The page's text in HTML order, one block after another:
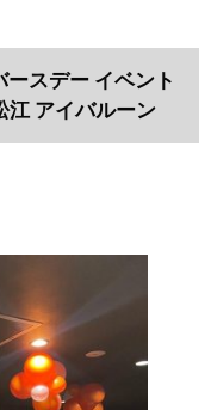
スデー イベント
江 アイバルーン